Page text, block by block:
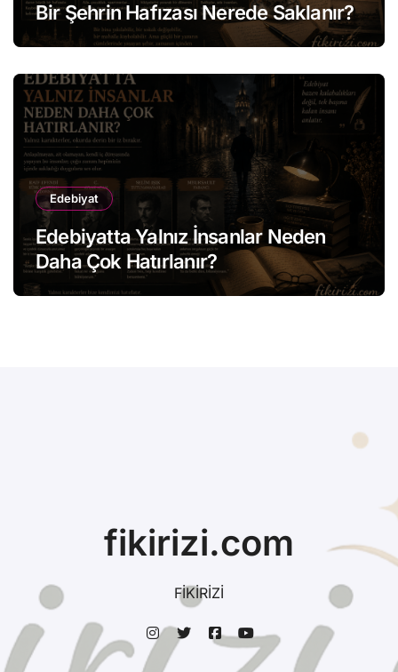
Bir Şehrin Hafızası Nerede Saklanır?
Edebiyat
Edebiyatta Yalnız İnsanlar Neden
Daha Çok Hatırlanır?
fikirizi.com
FİKİRİZİ